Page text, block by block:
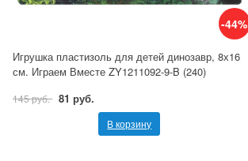
-44%
Игрушка пластизоль для детей динозавр, 8х16
см. Играем Вместе ZY1211092-9-B (240)
145 руб. 81 руб.
В корзину